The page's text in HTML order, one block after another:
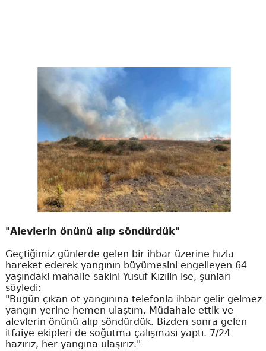
"Alevlerin önünü alıp söndürdük"
Geçtiğimiz günlerde gelen bir ihbar üzerine hızla
hareket ederek yangının büyümesini engelleyen 64
yaşındaki mahalle sakini Yusuf Kızılin ise, şunları
söyledi:
"Bugün çıkan ot yangınına telefonla ihbar gelir gelmez
yangın yerine hemen ulaştım. Müdahale ettik ve
alevlerin önünü alıp söndürdük. Bizden sonra gelen
itfaiye ekipleri de soğutma çalışması yaptı. 7/24
hazırız, her yangına ulaşırız."